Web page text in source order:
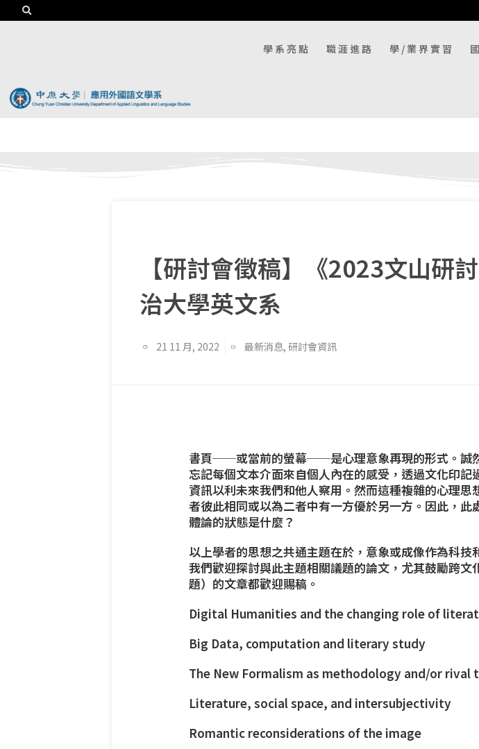
學系亮點 職涯進路 學/業界實習
【研討會徵稿】《2023文山研
治大學英文系
21 11 月, 2022 最新消息, 研討會資訊
書頁──或當前的螢幕──是心理意象再現的形式。誠
忘記每個文本介面來自個人內在的感受，透過文化印
資訊以利未來我們和他人察用。然而這種複雜的心理
者彼此相同或以為二者中有一方優於另一方。因此，
體論的狀態是什麼？
以上學者的思想之共通主題在於，意象或成像作為科
我們歡迎探討與此主題相關議題的論文，尤其鼓勵跨
題）的文章都歡迎賜稿。
Digital Humanities and the changing role of
Big Data, computation and literary study
The New Formalism as methodology and/or rival
Literature, social space, and intersubjectivity
Romantic reconsiderations of the image